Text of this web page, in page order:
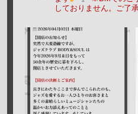
しておりません。ご了